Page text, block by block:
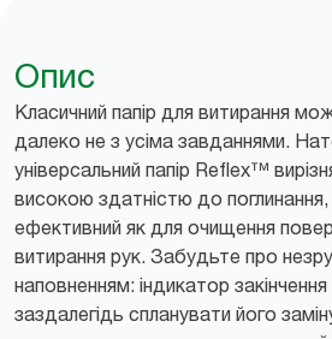
Опис
Класичний папір для витирання
далеко не з усіма завданнями.
універсальний папір Reflex™
високою здатністю до
ефективний як для очищення
витирання рук. Забудьте про
наповненням: індикатор
заздалегідь спланувати його